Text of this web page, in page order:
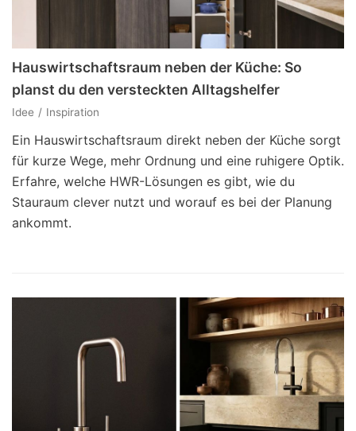
Hauswirtschaftsraum neben der Küche: So
planst du den versteckten Alltagshelfer
Idee Inspiration
Ein Hauswirtschaftsraum direkt neben der Küche sorgt
für kurze Wege, mehr Ordnung und eine ruhigere Optik.
Erfahre, welche HWR-Lösungen es gibt, wie du
Stauraum clever nutzt und worauf es bei der Planung
ankommt.